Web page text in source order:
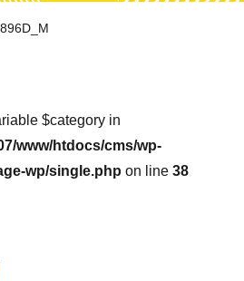
$category in
www/htdocs/cms/wp-
wp/single.php on line 38